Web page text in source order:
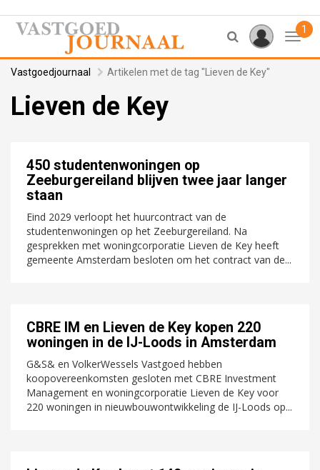
1
Vastgoedjournaal Artikelen met de tag "Lieven de Key"
Lieven de Key
450 studentenwoningen op
Zeeburgereiland blijven twee jaar langer
staan
Eind 2029 verloopt het huurcontract van de
studentenwoningen op het Zeeburgereiland. Na
gesprekken met woningcorporatie Lieven de Key heeft
gemeente Amsterdam besloten om het contract van de...
CBRE IM en Lieven de Key kopen 220
woningen in de IJ-Loods in Amsterdam
G&S& en VolkerWessels Vastgoed hebben
koopovereenkomsten gesloten met CBRE Investment
Management en woningcorporatie Lieven de Key voor
220 woningen in nieuwbouwontwikkeling de IJ-Loods op...